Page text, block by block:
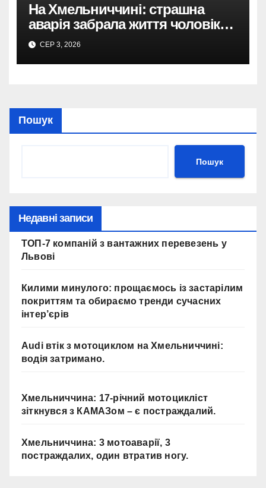
На Хмельниччині: страшна
аварія забрала життя чоловіка,
дружина бореться за життя в
лікарні.
СЕР 3, 2026
Пошук
Пошук
Недавні записи
ТОП-7 компаній з вантажних перевезень у
Львові
Килими минулого: прощаємось із застарілим
покриттям та обираємо тренди сучасних
інтер’єрів
Audi втік з мотоциклом на Хмельниччині:
водія затримано.
Хмельниччина: 17-річний мотоцикліст
зіткнувся з КАМАЗом – є постраждалий.
Хмельниччина: 3 мотоаварії, 3
постраждалих, один втратив ногу.